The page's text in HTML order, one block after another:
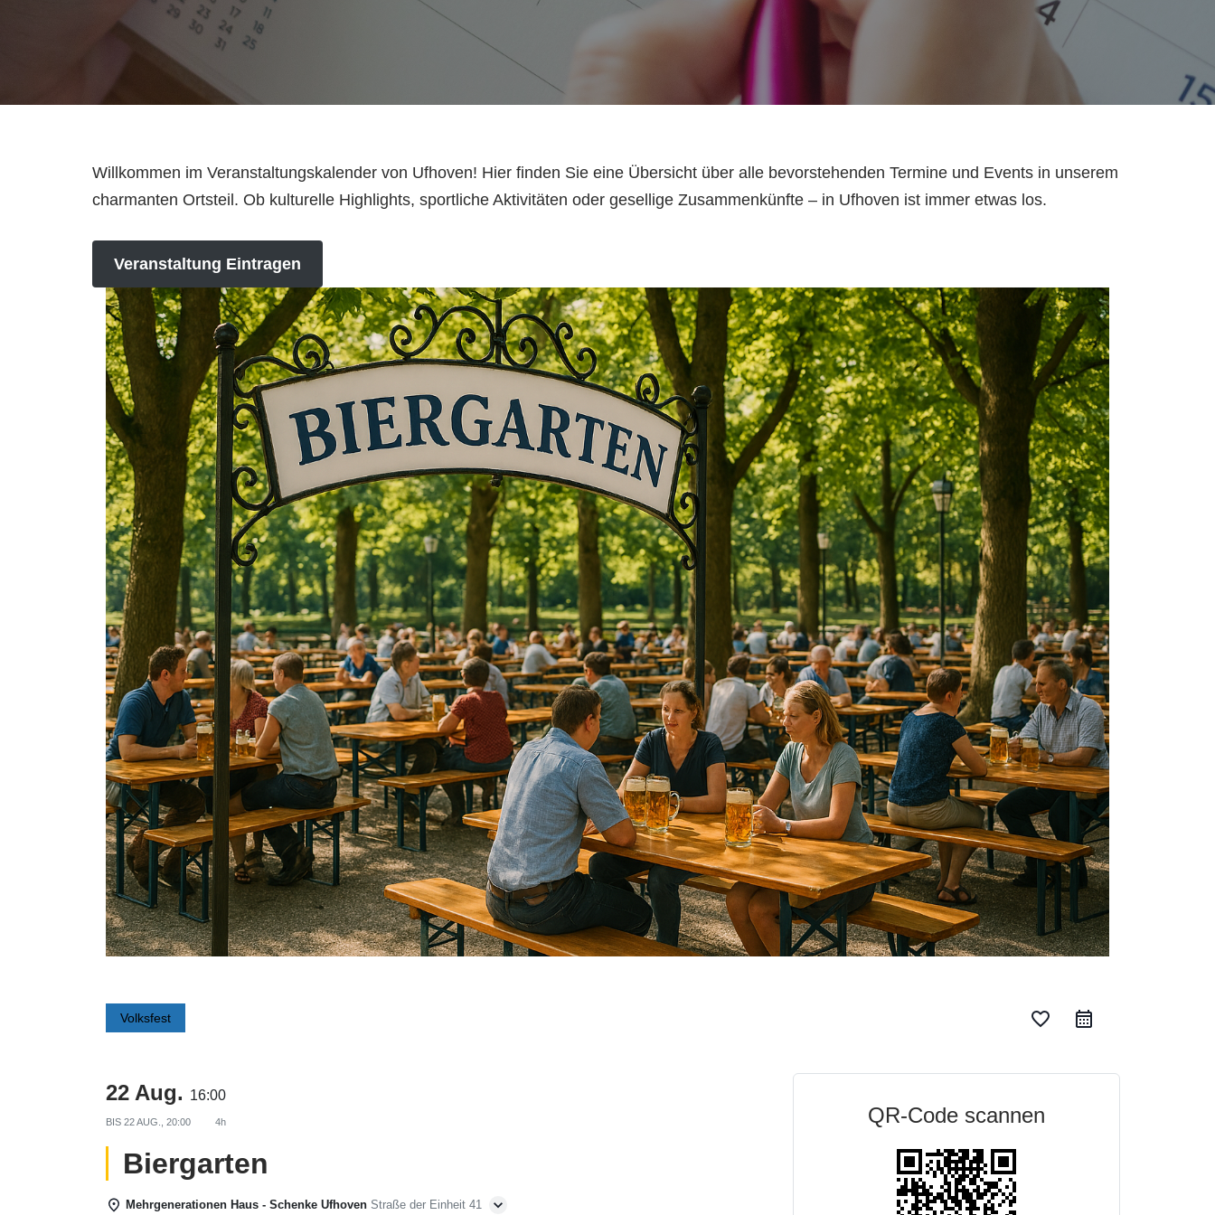
Willkommen im Veranstaltungskalender von Ufhoven! Hier finden Sie eine Übersicht über alle bevorstehenden Termine und Events in unserem
charmanten Ortsteil. Ob kulturelle Highlights, sportliche Aktivitäten oder gesellige Zusammenkünfte – in Ufhoven ist immer etwas los.
Veranstaltung Eintragen
Volksfest favorite_border
22 Aug. 16:00
BIS 22 AUG., 20:00 4h
Biergarten
Mehrgenerationen Haus - Schenke Ufhoven Straße der Einheit 41
QR-Code scannen